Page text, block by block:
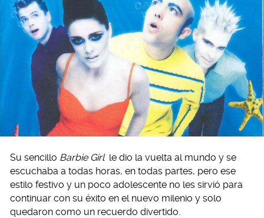
Su sencillo Barbie Girl le dio la vuelta al mundo y se
escuchaba a todas horas, en todas partes, pero ese
estilo festivo y un poco adolescente no les sirvió para
continuar con su éxito en el nuevo milenio y solo
quedaron como un recuerdo divertido.